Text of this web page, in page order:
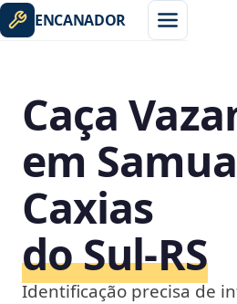
ENCANADOR
Caça
em
Caxias
do Sul‑RS
Identificação precisa de